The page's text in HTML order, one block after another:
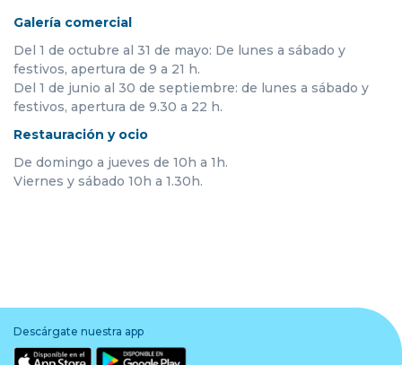
Galería comercial
Del 1 de octubre al 31 de mayo: De lunes a sábado y
festivos, apertura de 9 a 21 h.
Del 1 de junio al 30 de septiembre: de lunes a sábado y
festivos, apertura de 9.30 a 22 h.
Restauración y ocio
De domingo a jueves de 10h a 1h.
Viernes y sábado 10h a 1.30h.
Descárgate nuestra app